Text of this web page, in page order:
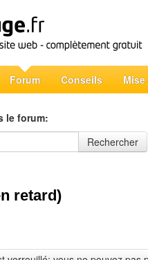
Forum Conseils Mise
le forum:
forum
Rechercher
retard)